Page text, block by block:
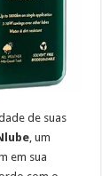
de suas
, um
em sua